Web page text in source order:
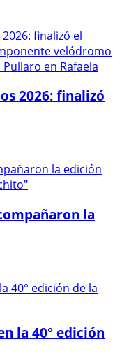
2026: finalizó
la
la 40° edición